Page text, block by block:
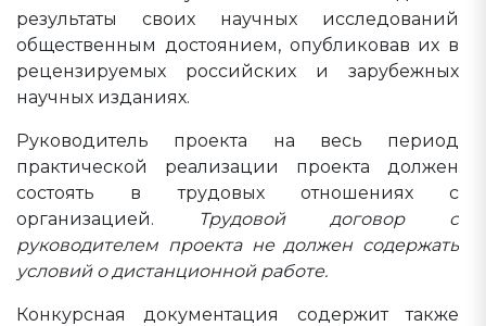
результаты своих научных исследований
общественным достоянием, опубликовав их в
рецензируемых российских и зарубежных
научных изданиях.
Руководитель проекта на весь период
практической реализации проекта должен
состоять в трудовых отношениях с
организацией.
Трудовой договор с
руководителем проекта не должен содержать
условий о дистанционной работе.
Конкурсная документация содержит также